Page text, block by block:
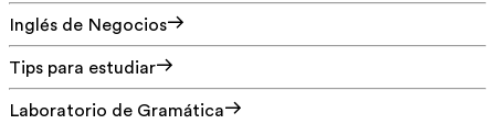
Inglés de Negocios
Tips para estudiar
Laboratorio de Gramática